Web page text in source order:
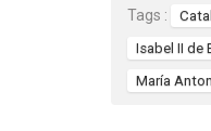
Tags :
Isabel II de
María